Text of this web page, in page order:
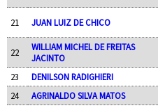
21 JUAN LUIZ DE CHICO
22
WILLIAM MICHEL DE FREITAS
JACINTO
23 DENILSON RADIGHIERI
24
AGRINALDO SILVA MATOS